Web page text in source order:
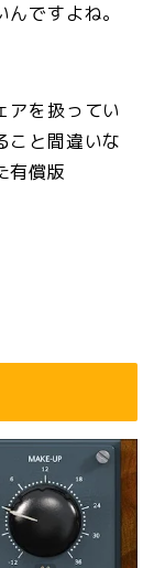
ですよね。
アを扱ってい
こと間違いな
有償版